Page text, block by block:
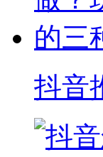
抖音